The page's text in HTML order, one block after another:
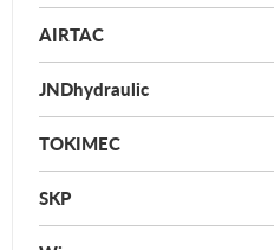
AIRTAC
JNDhydraulic
TOKIMEC
SKP